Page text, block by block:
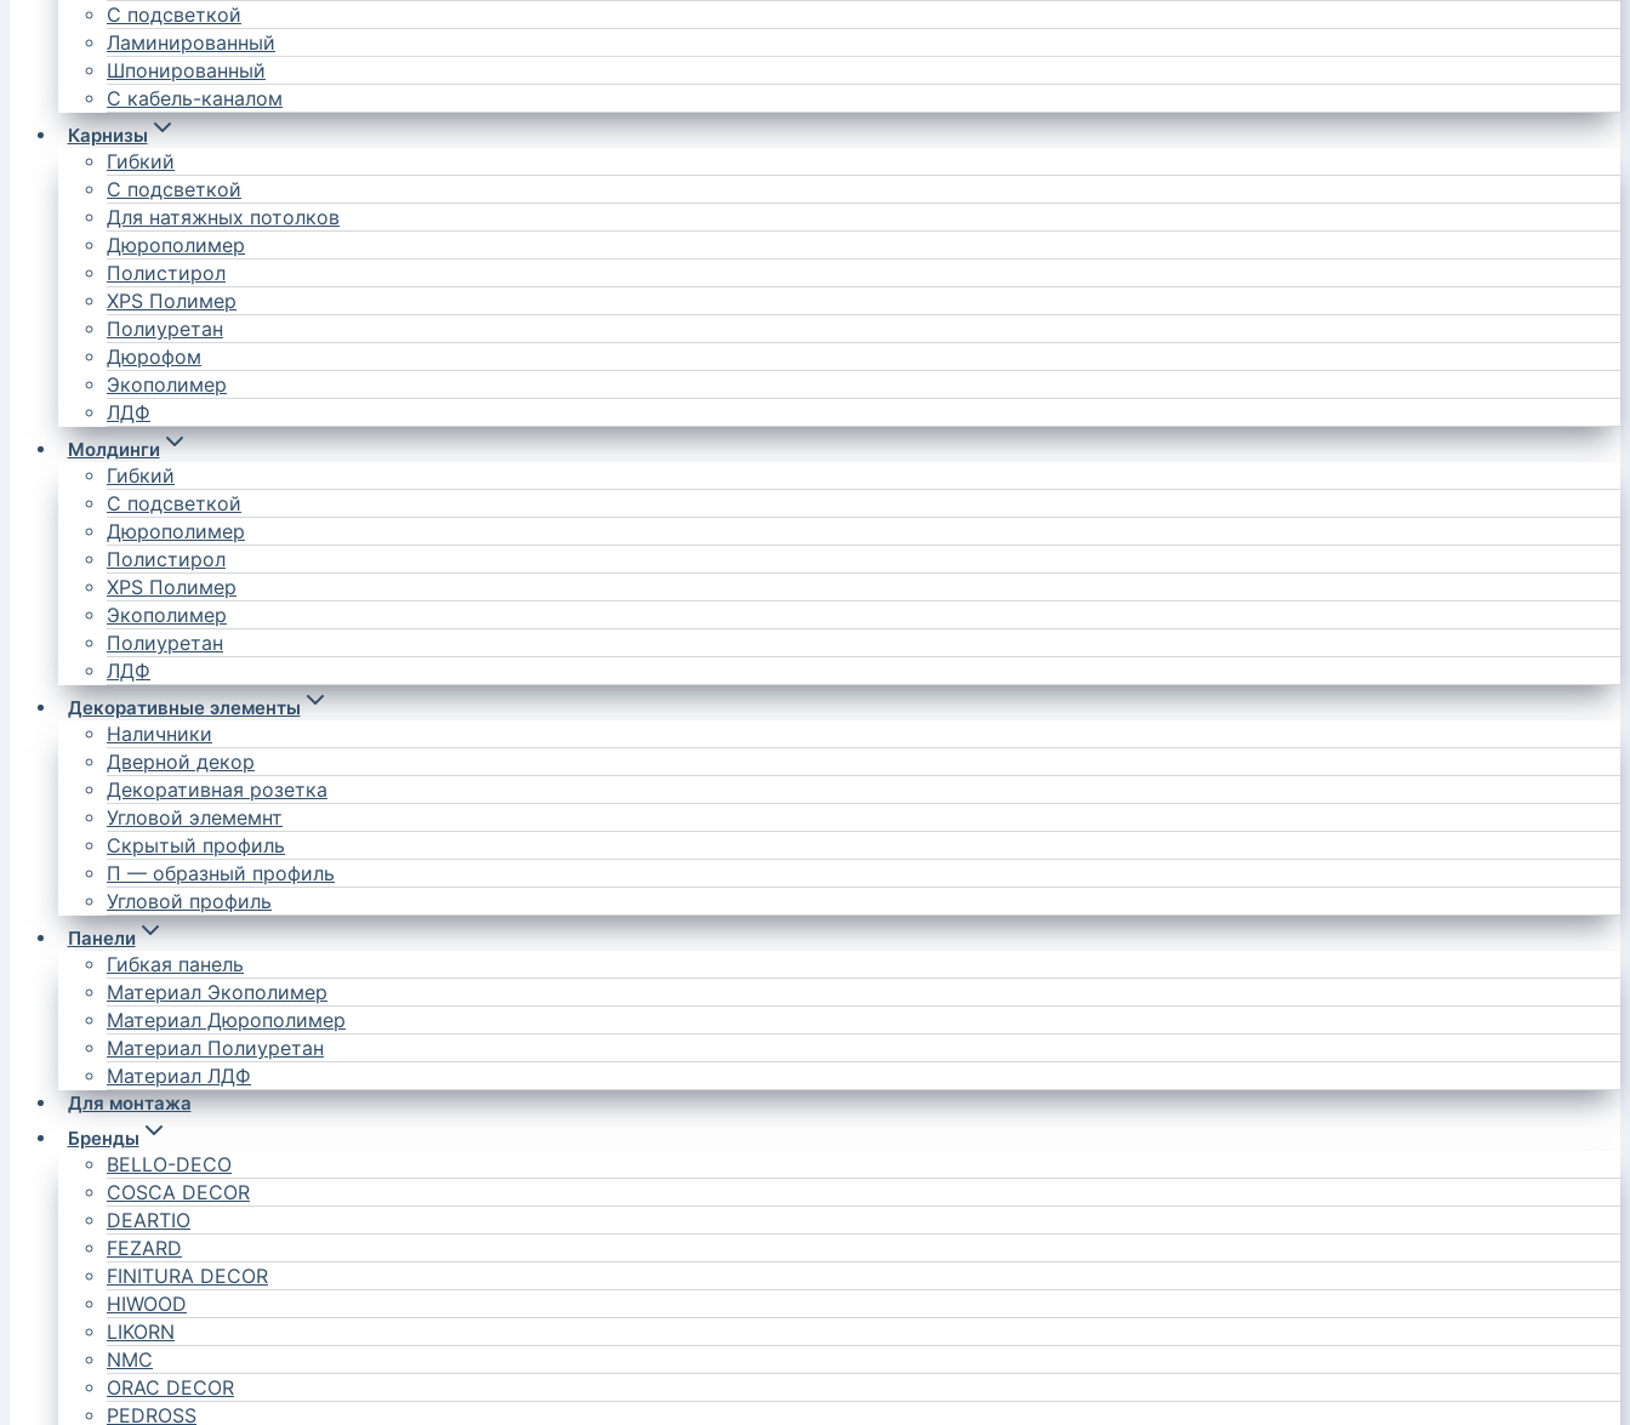
С подсветкой
Ламинированный
Шпонированный
С кабель-каналом
Карнизы
Гибкий
С подсветкой
Для натяжных потолков
Дюрополимер
Полистирол
XPS Полимер
Полиуретан
Дюрофом
Экополимер
ЛДФ
Молдинги
Гибкий
С подсветкой
Дюрополимер
Полистирол
XPS Полимер
Экополимер
Полиуретан
ЛДФ
Декоративные элементы
Наличники
Дверной декор
Декоративная розетка
Угловой элемемнт
Скрытый профиль
П — образный профиль
Угловой профиль
Панели
Гибкая панель
Материал Экополимер
Материал Дюрополимер
Материал Полиуретан
Материал ЛДФ
Для монтажа
Бренды
BELLO-DECO
COSCA DECOR
DEARTIO
FEZARD
FINITURA DECOR
HIWOOD
LIKORN
NMC
ORAC DECOR
PEDROSS